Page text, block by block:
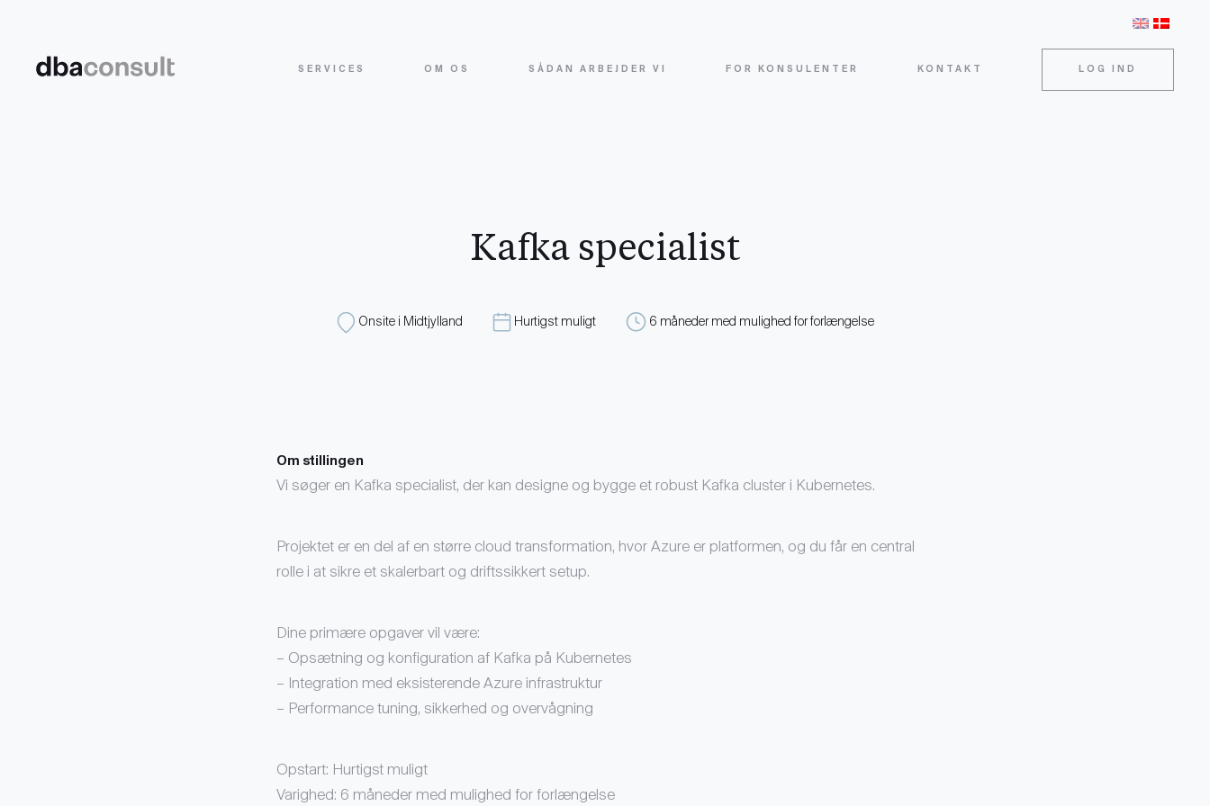
SERVICES OM OS SÅDAN ARBEJDER VI FOR KONSULENTER KONTAKT LOG IND
Kafka specialist
Onsite i Midtjylland Hurtigst muligt 6 måneder med mulighed for forlængelse
Om stillingen
Vi søger en Kafka specialist, der kan designe og bygge et robust Kafka cluster i Kubernetes.
Projektet er en del af en større cloud transformation, hvor Azure er platformen, og du får en central
rolle i at sikre et skalerbart og driftssikkert setup.
Dine primære opgaver vil være:
– Opsætning og konfiguration af Kafka på Kubernetes
– Integration med eksisterende Azure infrastruktur
– Performance tuning, sikkerhed og overvågning
Opstart: Hurtigst muligt
Varighed: 6 måneder med mulighed for forlængelse